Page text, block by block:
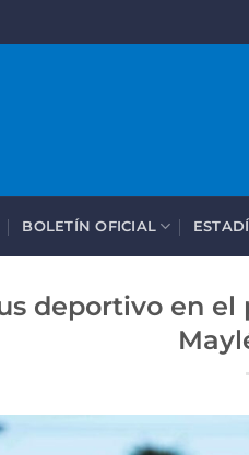
BOLETÍN OFICIAL
deportivo en el